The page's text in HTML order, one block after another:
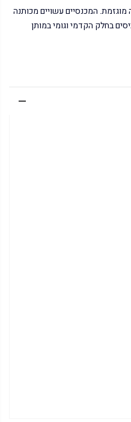
מוגזמת. המכנסיים עשויים מכותנה
בחלק הקדמי וגומי במותן